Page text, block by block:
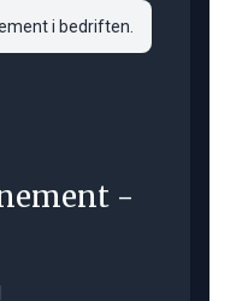
i bedriften.
-